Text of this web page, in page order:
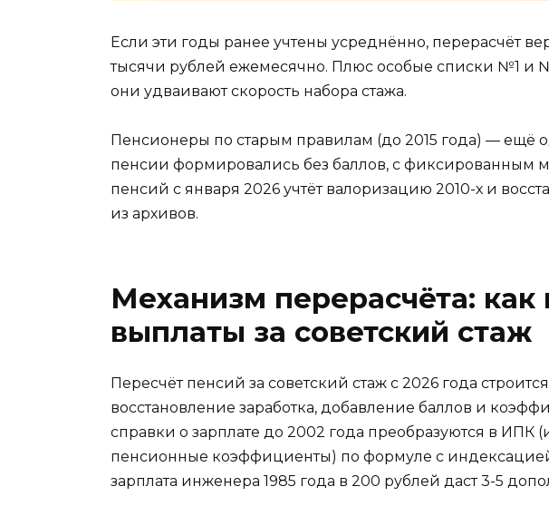
Если эти годы ранее учтены усреднённо, перерасчёт
тысячи рублей ежемесячно. Плюс особые списки №1 и
они удваивают скорость набора стажа.
Пенсионеры по старым правилам (до 2015 года) — ещё
пенсии формировались без баллов, с
пенсий с января 2026 учтёт валоризацию 2010-х и
из архивов.
Механизм перерасчёта: как
выплаты за советский стаж
Пересчёт пенсий за советский стаж с 2026 года строится
восстановление заработка, добавление баллов и
справки о зарплате до 2002 года преобразуются в ИПК
пенсионные коэффициенты) по формуле с
зарплата инженера 1985 года в 200 рублей даст 3-5